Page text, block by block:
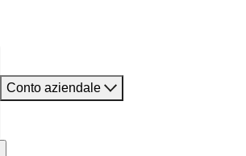
Conto aziendale